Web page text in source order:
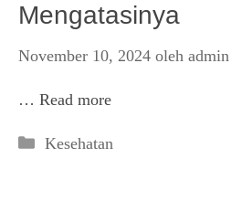
Mengatasinya
November 10, 2024 oleh admin
… Read more
Kategori
Kesehatan